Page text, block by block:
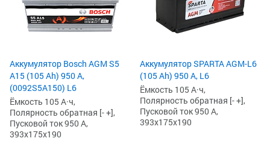
Аккумулятор Bosch AGM S5
A15 (105 Ah) 950 А,
(0092S5A150) L6
Ёмкость 105 А·ч,
Полярность обратная [- +],
Пусковой ток 950 А,
393x175x190
Аккумулятор SPARTA AGM-L6
(105 Ah) 950 А, L6
Ёмкость 105 А·ч,
Полярность обратная [- +],
Пусковой ток 950 А,
393x175x190